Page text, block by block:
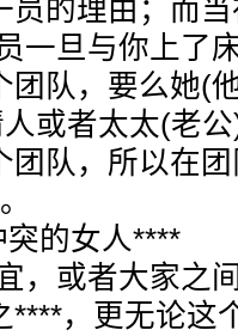
员的理由；而
一旦与你上了
团队，要么她(
或者太太(老
团队，所以在
。
的女人****
或者大家之
****，更无论这